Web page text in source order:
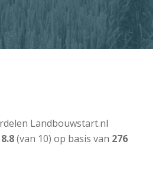
Landbouwstart.nl
8.8(van 10) op basis van 276